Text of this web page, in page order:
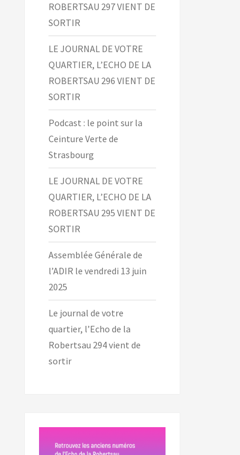
ROBERTSAU 297 VIENT DE
SORTIR
LE JOURNAL DE VOTRE
QUARTIER, L’ECHO DE LA
ROBERTSAU 296 VIENT DE
SORTIR
Podcast : le point sur la
Ceinture Verte de
Strasbourg
LE JOURNAL DE VOTRE
QUARTIER, L’ECHO DE LA
ROBERTSAU 295 VIENT DE
SORTIR
Assemblée Générale de
l’ADIR le vendredi 13 juin
2025
Le journal de votre
quartier, l’Echo de la
Robertsau 294 vient de
sortir